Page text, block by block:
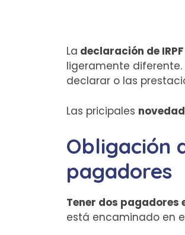
La declaración de IRPF
ligeramente diferente.
declarar o las
Las pricipales
Obligación
pagadores
Tener dos pagadores
está encaminado en